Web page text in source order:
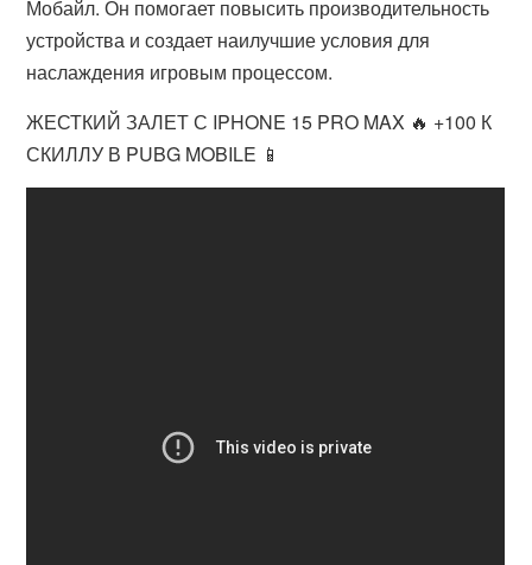
Мобайл. Он помогает повысить производительность
устройства и создает наилучшие условия для
наслаждения игровым процессом.
ЖЕСТКИЙ ЗАЛЕТ С IPHONE 15 PRO MAX 🔥 +100 К
СКИЛЛУ В PUBG MOBILE 📱